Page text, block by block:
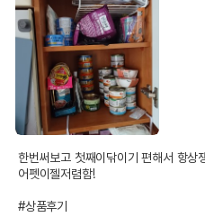
한번써보고 첫째이닦이기 편해서 항상
어펫이젤저렴함!
#상품후기